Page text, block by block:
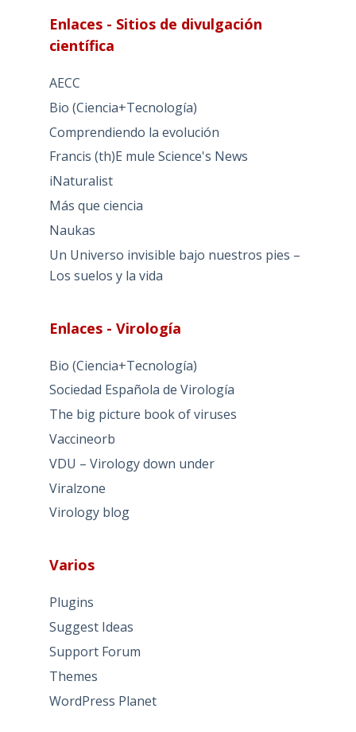
Enlaces - Sitios de divulgación
científica
AECC
Bio (Ciencia+Tecnología)
Comprendiendo la evolución
Francis (th)E mule Science's News
iNaturalist
Más que ciencia
Naukas
Un Universo invisible bajo nuestros pies –
Los suelos y la vida
Enlaces - Virología
Bio (Ciencia+Tecnología)
Sociedad Española de Virología
The big picture book of viruses
Vaccineorb
VDU – Virology down under
Viralzone
Virology blog
Varios
Plugins
Suggest Ideas
Support Forum
Themes
WordPress Planet